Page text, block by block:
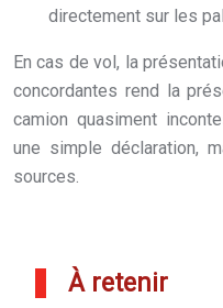
directement sur les
En cas de vol, la
concordantes rend la
camion quasiment
une simple déclaration,
sources.
À retenir